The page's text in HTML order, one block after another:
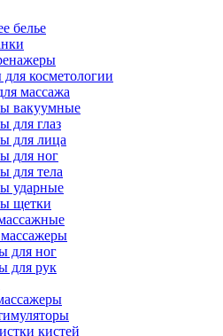
белье
косметологии
массажа
вакуумные
для глаз
для лица
для ног
для тела
ударные
щетки
для ног
для рук
кистей